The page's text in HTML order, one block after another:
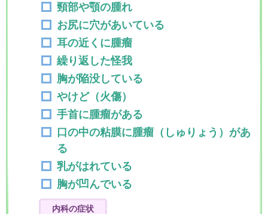
頸部や顎の腫れ
お尻に穴があいている
耳の近くに腫瘤
繰り返した怪我
胸が陥没している
やけど（火傷）
手首に腫瘤がある
口の中の粘膜に腫瘤（しゅりょう）があ
る
乳がはれている
胸が凹んでいる
内科の症状